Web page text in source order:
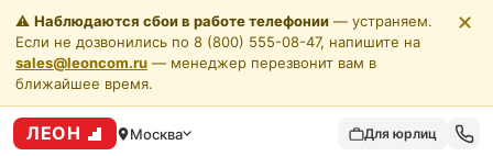
⚠️ Наблюдаются сбои в работе телефонии — устраняем.
Если не дозвонились по 8 (800) 555-08-47, напишите на
sales@leoncom.ru — менеджер перезвонит вам в
ближайшее время.
✕
ЛЕОН Москва Для юрлиц